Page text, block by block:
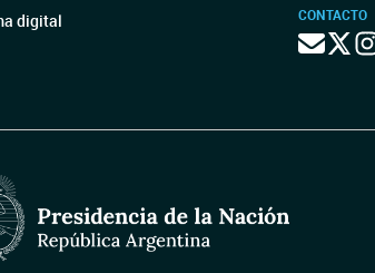
digital
CONTACTO